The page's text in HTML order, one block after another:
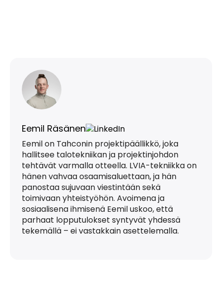
Eemil Räsänen
Eemil on Tahconin projektipäällikkö, joka
hallitsee talotekniikan ja projektinjohdon
tehtävät varmalla otteella. LVIA-tekniikka on
hänen vahvaa osaamisaluettaan, ja hän
panostaa sujuvaan viestintään sekä
toimivaan yhteistyöhön. Avoimena ja
sosiaalisena ihmisenä Eemil uskoo, että
parhaat lopputulokset syntyvät yhdessä
tekemällä – ei vastakkain asettelemalla.